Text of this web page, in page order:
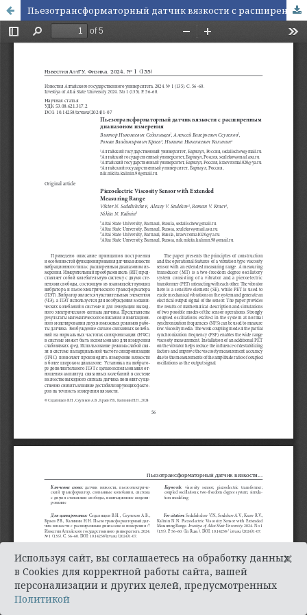
Пьезотрансформаторный датчик вязкости с расширенным диапазоном измерения
Используя сайт, вы соглашаетесь на обработку данных
в Cookies для корректной работы сайта, вашей
персонализации и других целей, предусмотренных
Политикой
×